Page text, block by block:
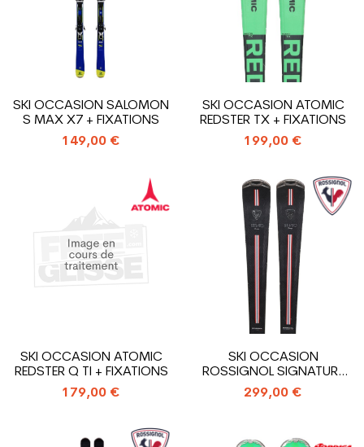
SKI OCCASION SALOMON
S MAX X7 + FIXATIONS
149,00 €
SKI OCCASION ATOMIC
REDSTER TX + FIXATIONS
199,00 €
SKI OCCASION ATOMIC
REDSTER Q TI + FIXATIONS
179,00 €
SKI OCCASION
ROSSIGNOL SIGNATURE
STRATO COURSE +...
299,00 €